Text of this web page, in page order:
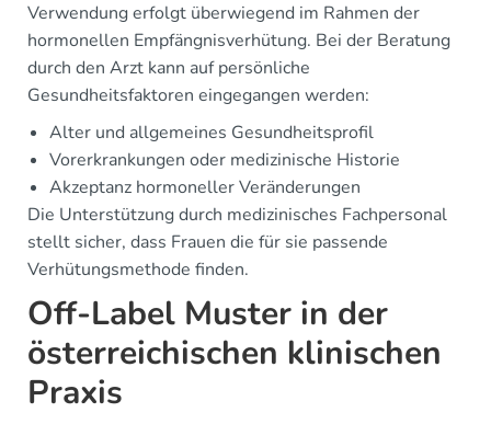
Verwendung erfolgt überwiegend im Rahmen der
hormonellen Empfängnisverhütung. Bei der Beratung
durch den Arzt kann auf persönliche
Gesundheitsfaktoren eingegangen werden:
Alter und allgemeines Gesundheitsprofil
Vorerkrankungen oder medizinische Historie
Akzeptanz hormoneller Veränderungen
Die Unterstützung durch medizinisches Fachpersonal
stellt sicher, dass Frauen die für sie passende
Verhütungsmethode finden.
Off-Label Muster in der
österreichischen klinischen
Praxis